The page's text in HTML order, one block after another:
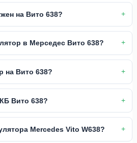
на Вито 638?
в Мерседес Вито 638?
на Вито 638?
Вито 638?
Mercedes Vito W638?